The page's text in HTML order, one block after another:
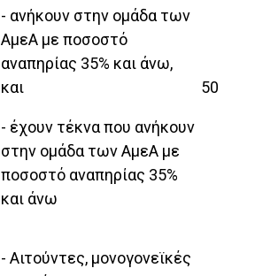
- ανήκουν στην ομάδα των
ΑμεΑ με ποσοστό
αναπηρίας 35% και άνω,
και
- έχουν τέκνα που ανήκουν
στην ομάδα των ΑμεΑ με
ποσοστό αναπηρίας 35%
και άνω
50
- Αιτούντες, μονογονεϊκές